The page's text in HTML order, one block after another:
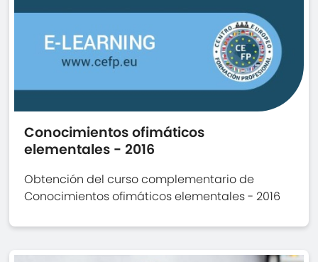
Conocimientos ofimáticos
elementales - 2016
Obtención del curso complementario de
Conocimientos ofimáticos elementales - 2016